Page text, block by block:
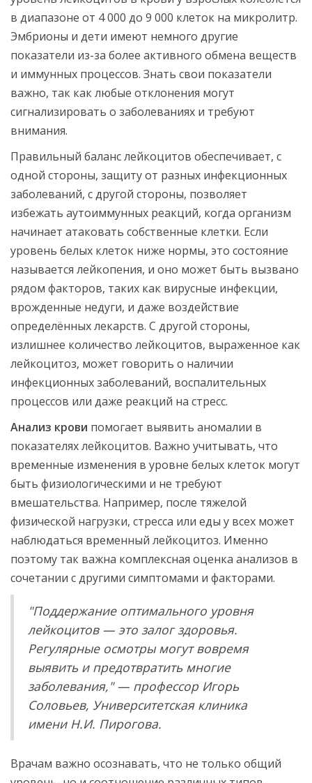
в диапазоне от 4 000 до 9 000 клеток на микролитр.
Эмбрионы и дети имеют немного другие
показатели из-за более активного обмена веществ
и иммунных процессов. Знать свои показатели
важно, так как любые отклонения могут
сигнализировать о заболеваниях и требуют
внимания.
Правильный баланс лейкоцитов обеспечивает, с
одной стороны, защиту от разных инфекционных
заболеваний, с другой стороны, позволяет
избежать аутоиммунных реакций, когда организм
начинает атаковать собственные клетки. Если
уровень белых клеток ниже нормы, это состояние
называется лейкопения, и оно может быть вызвано
рядом факторов, таких как вирусные инфекции,
врожденные недуги, и даже воздействие
определённых лекарств. С другой стороны,
излишнее количество лейкоцитов, выраженное как
лейкоцитоз, может говорить о наличии
инфекционных заболеваний, воспалительных
процессов или даже реакций на стресс.
Анализ крови помогает выявить аномалии в
показателях лейкоцитов. Важно учитывать, что
временные изменения в уровне белых клеток могут
быть физиологическими и не требуют
вмешательства. Например, после тяжелой
физической нагрузки, стресса или еды у всех может
наблюдаться временный лейкоцитоз. Именно
поэтому так важна комплексная оценка анализов в
сочетании с другими симптомами и факторами.
"Поддержание оптимального уровня
лейкоцитов — это залог здоровья.
Регулярные осмотры могут вовремя
выявить и предотвратить многие
заболевания," — профессор Игорь
Соловьев, Университетская клиника
имени Н.И. Пирогова.
Врачам важно осознавать, что не только общий